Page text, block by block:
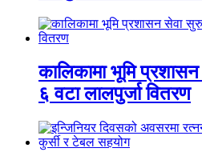
कालिकामा भूमि
६ वटा लालपुर्जा वितरण